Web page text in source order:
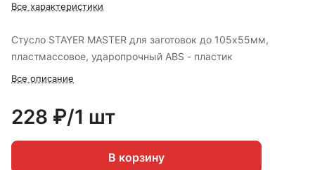
Все характеристики
Стусло STAYER MASTER для заготовок до 105х55мм,
пластмассовое, ударопрочный ABS - пластик
Все описание
228 ₽/1 шт
В корзину